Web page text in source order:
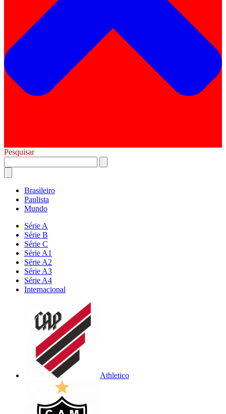
Pesquisar
Brasileiro
Paulista
Mundo
Série A
Série B
Série C
Série A1
Série A2
Série A3
Série A4
Internacional
Athletico